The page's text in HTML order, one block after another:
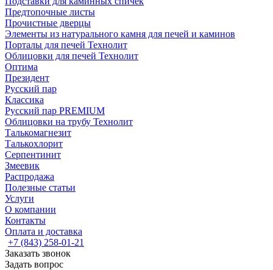
Предтопочные листы
Прочистные дверцы
Элементы из натурального камня для печей и каминов
Порталы для печей Технолит
Облицовки для печей Технолит
Оптима
Президент
Русский пар
Классика
Русский пар PREMIUM
Облицовки на трубу Технолит
Талькомагнезит
Талькохлорит
Серпентинит
Змеевик
Распродажа
Полезные статьи
Услуги
О компании
Контакты
Оплата и доставка
+7 (843) 258-01-21
Заказать звонок
Задать вопрос